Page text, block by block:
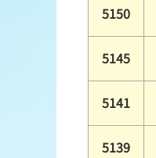
5150
5145
5141
5139